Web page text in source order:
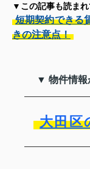
▼この記事も読ま
短期契約できる
きの注意点！
▼ 物件情報
大田区